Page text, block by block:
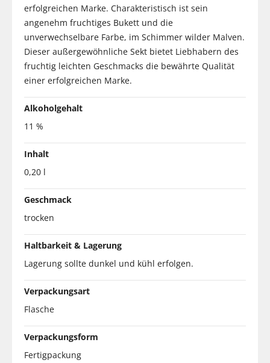
erfolgreichen Marke. Charakteristisch ist sein
angenehm fruchtiges Bukett und die
unverwechselbare Farbe, im Schimmer wilder Malven.
Dieser außergewöhnliche Sekt bietet Liebhabern des
fruchtig leichten Geschmacks die bewährte Qualität
einer erfolgreichen Marke.
Alkoholgehalt
11 %
Inhalt
0,20 l
Geschmack
trocken
Haltbarkeit & Lagerung
Lagerung sollte dunkel und kühl erfolgen.
Verpackungsart
Flasche
Verpackungsform
Fertigpackung